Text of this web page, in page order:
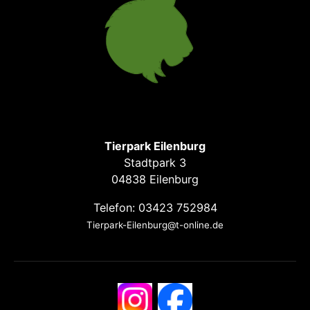
Tierpark Eilenburg
Stadtpark 3
04838 Eilenburg
Telefon: 03423 752984
Tierpark-Eilenburg@t-online.de